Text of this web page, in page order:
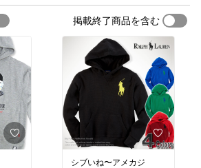
掲載終了商品を含む
シブいね〜アメカジ